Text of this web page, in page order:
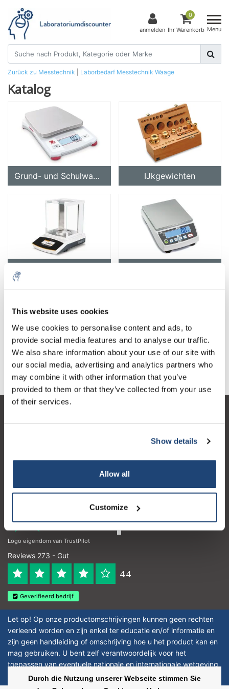
This website uses cookies
We use cookies to personalise content and ads, to
provide social media features and to analyse our traffic.
We also share information about your use of our site with
our social media, advertising and analytics partners who
may combine it with other information that you’ve
provided to them or that they’ve collected from your use
of their services.
Show details
Allow all
Customize
anmelden
0
Ihr Warenkorb Menu
Zurück zu Messtechnik Laborbedarf Messtechnik Waage
Katalog
Grund- und Schulwaagen IJkgewichten
Zubehör für Waagen Waagen BEL Engineering
Kontakt
Logo eigendom van TrustPilot
Reviews 273 - Gut
4.4
Geverifieerd bedrijf
Let op! Op onze productomschrijvingen kunnen geen rechten
verleend worden en zijn enkel ter educatie en/of informatie en
zijn geen handleiding of omschrijving hoe u het product kan en
mag gebruiken. U bent zelf verantwoordelijk voor het
toepassen van eventuele nationale en internationale wetgeving
omtrent het gebruik van chemicaliën.
Durch die Nutzung unserer Webseite stimmen Sie